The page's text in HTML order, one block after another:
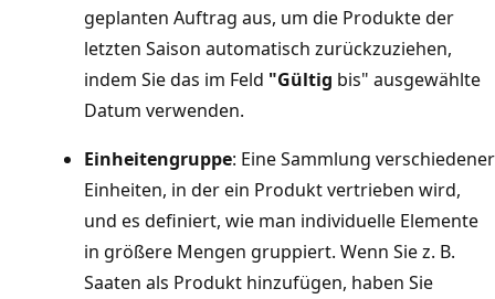
geplanten Auftrag aus, um die Produkte der
letzten Saison automatisch zurückzuziehen,
indem Sie das im Feld "Gültig bis" ausgewählte
Datum verwenden.
Einheitengruppe: Eine Sammlung verschiedener
Einheiten, in der ein Produkt vertrieben wird,
und es definiert, wie man individuelle Elemente
in größere Mengen gruppiert. Wenn Sie z. B.
Saaten als Produkt hinzufügen, haben Sie